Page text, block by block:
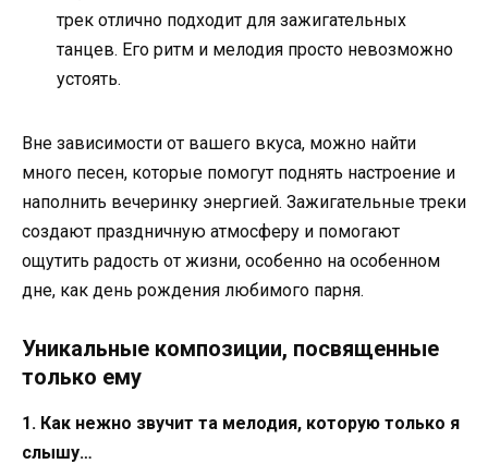
трек отлично подходит для зажигательных
танцев. Его ритм и мелодия просто невозможно
устоять.
Вне зависимости от вашего вкуса, можно найти
много песен, которые помогут поднять настроение и
наполнить вечеринку энергией. Зажигательные треки
создают праздничную атмосферу и помогают
ощутить радость от жизни, особенно на особенном
дне, как день рождения любимого парня.
Уникальные композиции, посвященные
только ему
1. Как нежно звучит та мелодия, которую только я
слышу…